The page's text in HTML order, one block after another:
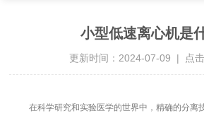
小型低速离心机是
更新时间：2024-07-09 | 点
在科学研究和实验医学的世界中，精确的分离技